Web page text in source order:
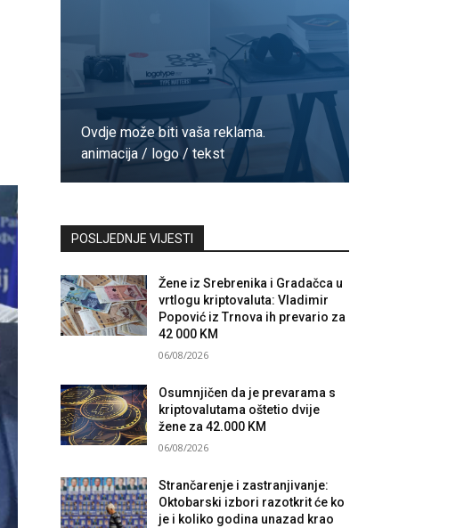
Ovdje može biti vaša reklama.
animacija / logo / tekst
POSLJEDNJE VIJESTI
Žene iz Srebrenika i Gradačca u
vrtlogu kriptovaluta: Vladimir
Popović iz Trnova ih prevario za
42 000 KM
06/08/2026
Osumnjičen da je prevarama s
kriptovalutama oštetio dvije
žene za 42.000 KM
06/08/2026
Strančarenje i zastranjivanje:
Oktobarski izbori razotkrit će ko
je i koliko godina unazad krao